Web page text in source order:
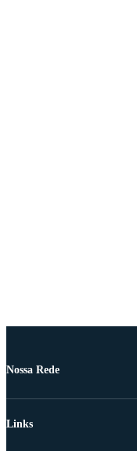
Nossa Rede
Links